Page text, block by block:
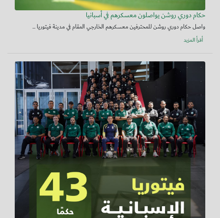
حكام دوري روشن يواصلون معسكرهم في أسبانيا
واصل حكام دوري روشن للمحترفين معسكرهم الخارجي المقام في مدينة فيتوريا ...
أقرأ المزيد